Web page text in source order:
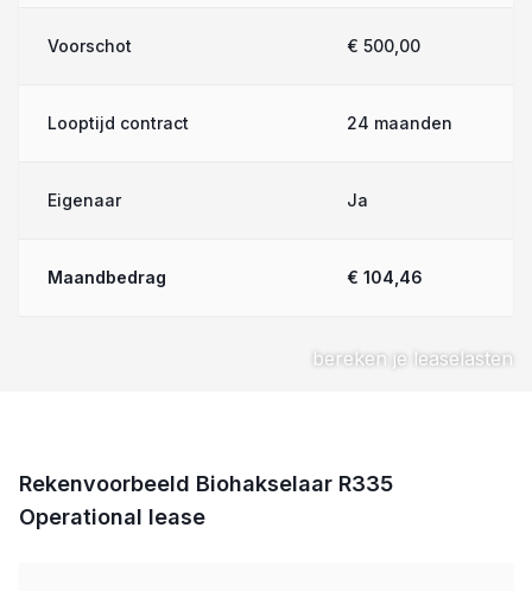
Voorschot € 500,00
Looptijd contract 24 maanden
Eigenaar Ja
Maandbedrag € 104,46
bereken je leaselasten
Rekenvoorbeeld Biohakselaar R335
Operational lease